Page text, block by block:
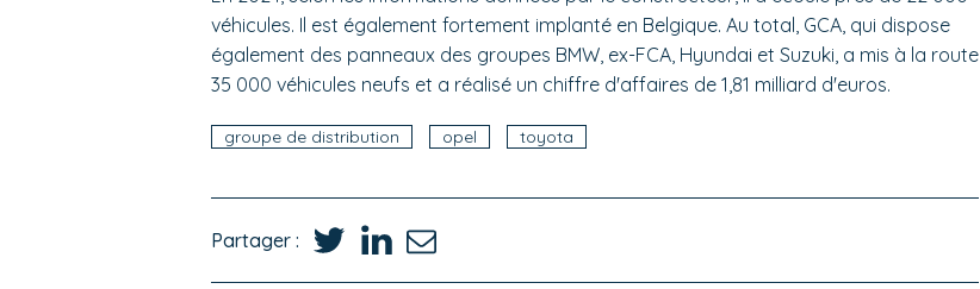
véhicules. Il est également fortement implanté en Belgique. Au total, GCA, qui dispose
également des panneaux des groupes BMW, ex-FCA, Hyundai et Suzuki, a mis à la route
35 000 véhicules neufs et a réalisé un chiffre d'affaires de 1,81 milliard d'euros.
groupe de distribution opel toyota
Partager :